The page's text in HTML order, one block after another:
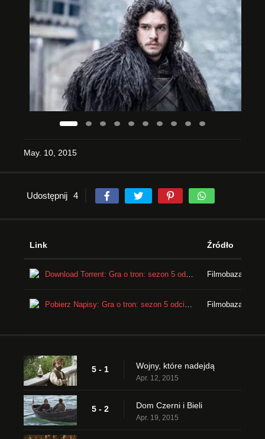
May. 10, 2015
Udostępnij 4
Link Źródło
Download Torrent: Gra o tron: sezon 5 odcinek 5 Filmobaza -
Pobierz Napisy: Gra o tron: sezon 5 odcinek 5 Filmobaza -
5 - 1 Wojny, które nadejdą
Apr. 12, 2015
5 - 2 Dom Czerni i Bieli
Apr. 19, 2015